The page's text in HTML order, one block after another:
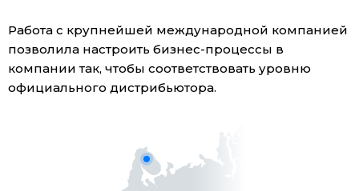
Работа с крупнейшей международной компанией
позволила настроить бизнес-процессы в
компании так, чтобы соответствовать уровню
официального дистрибьютора.